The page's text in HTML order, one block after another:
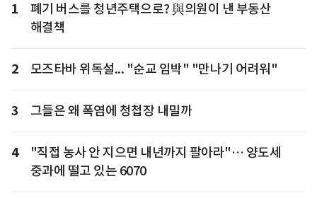
1
폐기 버스를 청년주택으로? 與의원이 낸 부동산
해결책
2 모즈타바 위독설... "순교 임박" "만나기 어려워"
3 그들은 왜 폭염에 청첩장 내밀까
4
"직접 농사 안 지으면 내년까지 팔아라"… 양도세
중과에 떨고 있는 6070